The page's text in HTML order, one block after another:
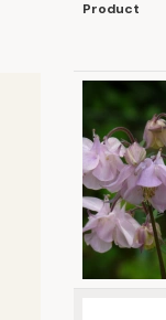
Product